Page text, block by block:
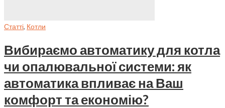
Статті, Котли
Вибираємо автоматику для котла
чи опалювальної системи: як
автоматика впливає на Ваш
комфорт та економію?